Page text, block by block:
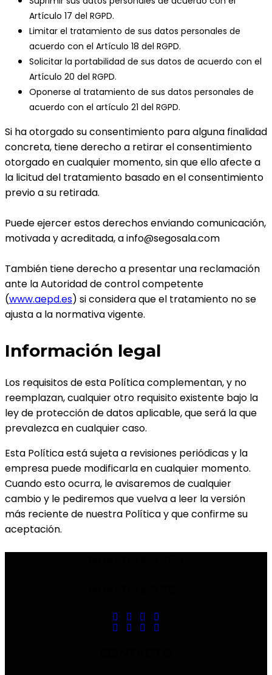
Artículo 17 del RGPD.
Limitar el tratamiento de sus datos personales de
acuerdo con el Artículo 18 del RGPD.
Solicitar la portabilidad de sus datos de acuerdo con el
Artículo 20 del RGPD.
Oponerse al tratamiento de sus datos personales de
acuerdo con el artículo 21 del RGPD.
Si ha otorgado su consentimiento para alguna finalidad
concreta, tiene derecho a retirar el consentimiento
otorgado en cualquier momento, sin que ello afecte a
la licitud del tratamiento basado en el consentimiento
previo a su retirada.
Puede ejercer estos derechos enviando comunicación,
motivada y acreditada, a info@segosala.com
También tiene derecho a presentar una reclamación
ante la Autoridad de control competente
(www.aepd.es) si considera que el tratamiento no se
ajusta a la normativa vigente.
Información legal
Los requisitos de esta Política complementan, y no
reemplazan, cualquier otro requisito existente bajo la
ley de protección de datos aplicable, que será la que
prevalezca en cualquier caso.
Esta Política está sujeta a revisiones periódicas y la
empresa puede modificarla en cualquier momento.
Cuando esto ocurra, le avisaremos de cualquier
cambio y le pediremos que vuelva a leer la versión
más reciente de nuestra Política y que confirme su
aceptación.